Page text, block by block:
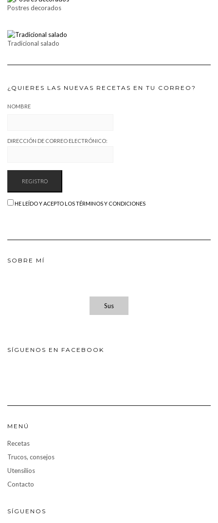
Postres decorados
Tradicional salado
¿QUIERES LAS NUEVAS RECETAS EN TU CORREO?
NOMBRE
DIRECCIÓN DE CORREO ELECTRÓNICO:
HE LEÍDO Y ACEPTO LOS TÉRMINOS Y CONDICIONES
SOBRE MÍ
Sus
SÍGUENOS EN FACEBOOK
MENÚ
Recetas
Trucos, consejos
Utensilios
Contacto
SÍGUENOS